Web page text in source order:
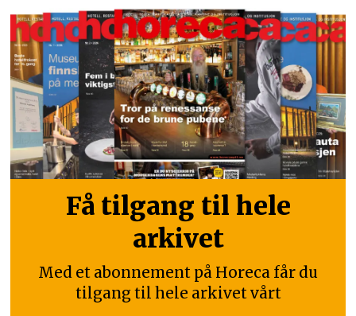
Få tilgang til hele
arkivet
Med et abonnement på Horeca får du
tilgang til hele arkivet vårt